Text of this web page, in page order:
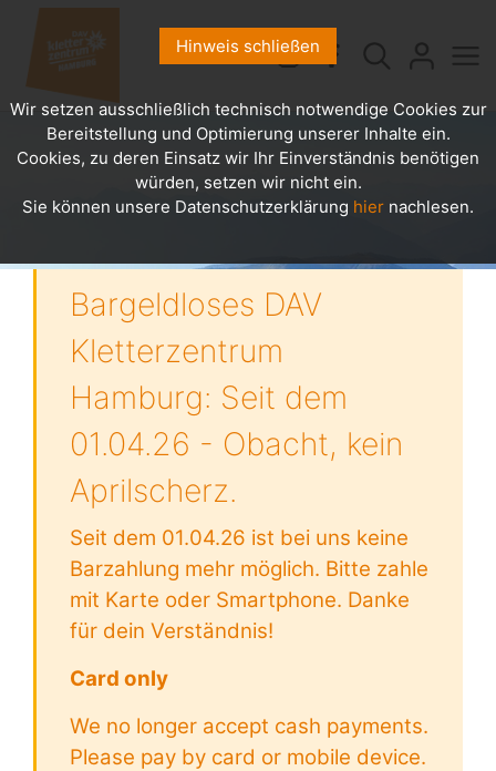
Bargeldloses DAV
Kletterzentrum
Hamburg: Seit dem
01.04.26 - Obacht, kein
Aprilscherz.
Seit dem 01.04.26 ist bei uns keine
Barzahlung mehr möglich. Bitte zahle
mit Karte oder Smartphone. Danke
für dein Verständnis!
Card only
We no longer accept cash payments.
Please pay by card or mobile device.
Hinweis schließen
Wir setzen ausschließlich technisch notwendige Cookies zur
Bereitstellung und Optimierung unserer Inhalte ein.
Cookies, zu deren Einsatz wir Ihr Einverständnis benötigen
würden, setzen wir nicht ein.
Sie können unsere Datenschutzerklärung hier nachlesen.